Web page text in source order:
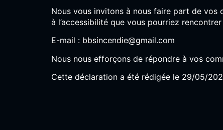
Nous vous invitons à nous faire part de vos
à l’accessibilité que vous pourriez
E-mail : bbsincendie@gmail.com
Nous nous efforçons de répondre à vos
Cette déclaration a été rédigée le 29/05/